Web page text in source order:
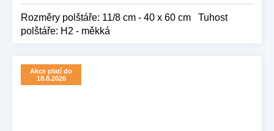
Rozměry polštáře: 11/8 cm - 40 x 60 cm Tuhost
polštáře: H2 - měkká
Akce platí do
18.8.2026